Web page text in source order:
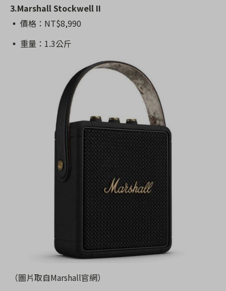
3.Marshall Stockwell II
▪️ 價格：NT$8,990
▪️ 重量：1.3公斤
（圖片取自Marshall官網）